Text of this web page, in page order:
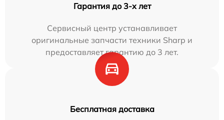
Гарантия до 3-х лет
Сервисный центр устанавливает
оригинальные запчасти техники Sharp и
предоставляет гарантию до 3 лет.
Бесплатная доставка